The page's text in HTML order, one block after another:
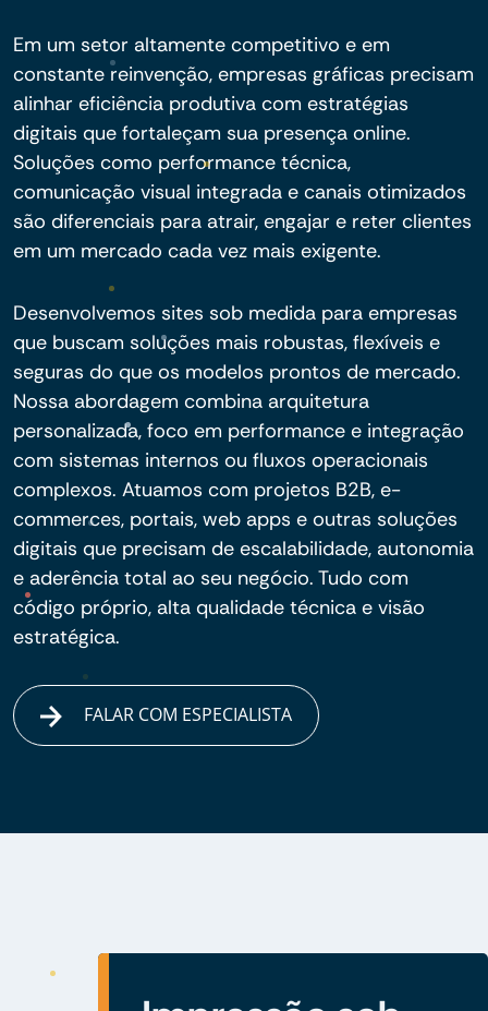
Em um setor altamente competitivo e em
constante reinvenção, empresas gráficas precisam
alinhar eficiência produtiva com estratégias
digitais que fortaleçam sua presença online.
Soluções como performance técnica,
comunicação visual integrada e canais otimizados
são diferenciais para atrair, engajar e reter clientes
em um mercado cada vez mais exigente.
Desenvolvemos sites sob medida para empresas
que buscam soluções mais robustas, flexíveis e
seguras do que os modelos prontos de mercado.
Nossa abordagem combina arquitetura
personalizada, foco em performance e integração
com sistemas internos ou fluxos operacionais
complexos. Atuamos com projetos B2B, e-
commerces, portais, web apps e outras soluções
digitais que precisam de escalabilidade, autonomia
e aderência total ao seu negócio. Tudo com
código próprio, alta qualidade técnica e visão
estratégica.
FALAR COM ESPECIALISTA